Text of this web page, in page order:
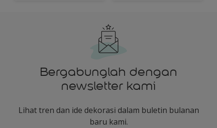
Bergabunglah dengan
newsletter kami
Lihat tren dan ide dekorasi dalam buletin bulanan
baru kami.